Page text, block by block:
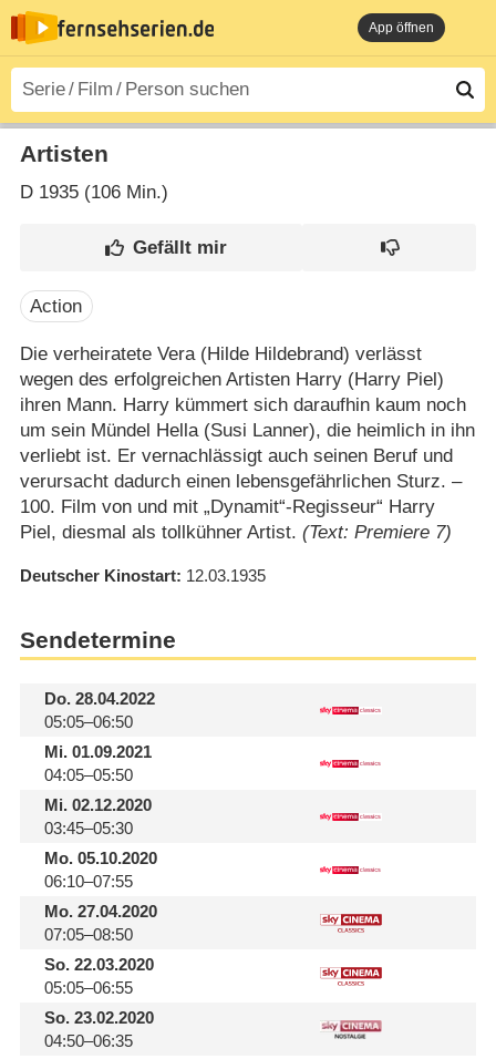
App öffnen
Artisten
D1935 (106 Min.)
Action
Die verheiratete Vera (Hilde Hildebrand) verlässt
wegen des erfolgreichen Artisten Harry (Harry Piel)
ihren Mann. Harry kümmert sich daraufhin kaum noch
um sein Mündel Hella (Susi Lanner), die heimlich in ihn
verliebt ist. Er vernachlässigt auch seinen Beruf und
verursacht dadurch einen lebensgefährlichen Sturz. –
100. Film von und mit „Dynamit“-Regisseur“ Harry
Piel, diesmal als tollkühner Artist. (Text: Premiere 7)
Deutscher Kinostart 12.03.1935
Sendetermine
Do.28.04.2022
05:05–06:50
Mi.01.09.2021
04:05–05:50
Mi.02.12.2020
03:45–05:30
Mo.05.10.2020
06:10–07:55
Mo.27.04.2020
07:05–08:50
So.22.03.2020
05:05–06:55
So.23.02.2020
04:50–06:35